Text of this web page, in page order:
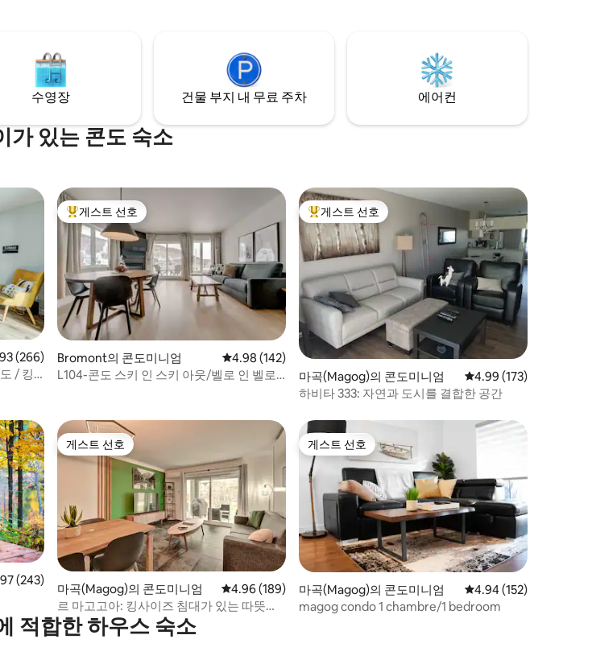
국에
수영장 건물 부지 내 무료 주차 에어컨
가 있는 콘도 숙소
4.93점(5점 만점), 후기 266개
(266)
/ 킹
상위 게스트 선호
게스트 선호
Bromont의 콘도미니엄 평점 4.98점(5점 만점), 후기 142개
4.98 (142)
L104-콘도 스키 인 스키 아웃/벨로 인 벨로
상위 게스트 선호
게스트 선호
마곡(Magog)의 콘도미니엄 평점 4.99점(5점 만점),
4.99 (173)
하비타 333: 자연과 도시를 결합한 공간
4.97점(5점 만점), 후기 243개
(243)
게스트 선호
게스트 선호
마곡(Magog)의 콘도미니엄 평점 4.96점(5점 만점), 후기 189개
4.96 (189)
르 마고고아: 킹사이즈 침대가 있는 따뜻한
콘도
게스트 선호
게스트 선호
마곡(Magog)의 콘도미니엄 평점 4.94점(5점 만점),
4.94 (152)
magog condo 1 chambre/1 bedroom
적합한 하우스 숙소